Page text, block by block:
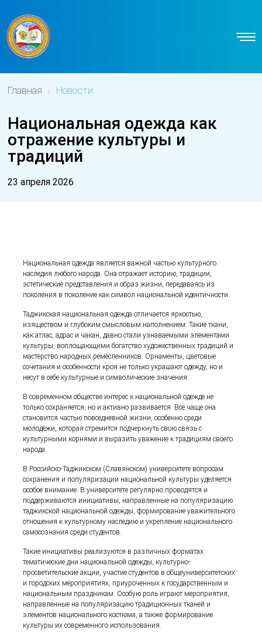
Главная Новости
Национальная одежда как
отражение культуры и
традиций
23 апреля 2026
Национальная одежда является важной частью культурного
наследия любого народа. Она отражает историю, традиции,
эстетические представления и образ жизни, передаваясь из
поколения в поколение как символ национальной идентичности.
Таджикская национальная одежда отличается яркостью,
изяществом и глубоким смысловым наполнением. Такие ткани,
как атлас, адрас и чакан, давно стали узнаваемыми элементами
культуры, воплощающими богатство художественных традиций и
мастерство народных ремесленников. Орнаменты, цветовые
сочетания и особенности кроя не только украшают одежду, но и
несут в себе культурные и символические значения.
В современном обществе интерес к национальной одежде не
только сохраняется, но и активно развивается. Всё чаще она
становится частью повседневной жизни, особенно среди
молодёжи, которая стремится подчеркнуть свою связь с
культурными корнями и выразить уважение к традициям своего
народа.
В Российско-Таджикском (Славянском) университете вопросам
сохранения и популяризации национальной культуры уделяется
особое внимание. В университете регулярно проводятся и
поддерживаются инициативы, направленные на популяризацию
таджикской национальной одежды, формирование уважительного
отношения к культурному наследию и укрепление национального
самосознания среди студентов.
Такие инициативы реализуются в различных форматах:
тематические дни национальной одежды, культурно-
просветительские акции, участие студентов в общеуниверситетских
и городских мероприятиях, приуроченных к государственным и
национальным праздникам. Особую роль играют мероприятия,
направленные на популяризацию традиционных тканей и
элементов национального костюма, а также формирование
культуры их современного использования.